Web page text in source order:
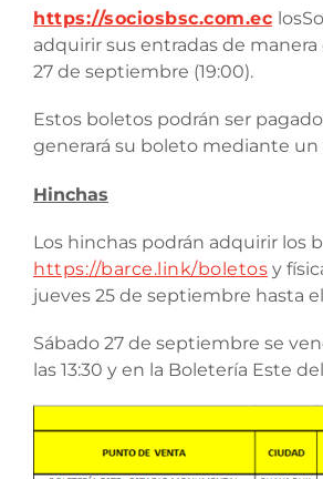
https://sociosbsc.com.ec
adquirir sus entradas de
27 de septiembre (19:00).
Estos boletos podrán ser
generará su boleto mediante un
Hinchas
Los hinchas podrán adquirir los
https://barce.link/boletos y
jueves 25 de septiembre hasta
Sábado 27 de septiembre se
las 13:30 y en la Boletería Este